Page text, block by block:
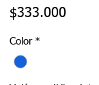
$333.000Precio
Color *